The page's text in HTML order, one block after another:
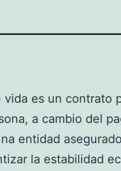
vida es un contrato
a cambio del
entidad
la estabilidad